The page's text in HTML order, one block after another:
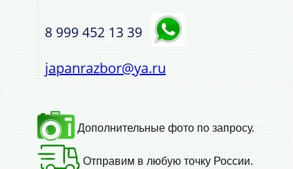
8 999 452 13 39
japanrazbor@ya.ru
Дополнительные фото по запросу.
Отправим в любую точку России.